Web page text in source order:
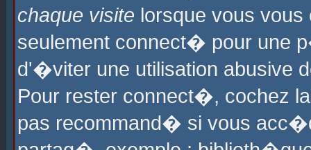
chaque visite lorsque vous
seulement connect� pour une
d'�viter une utilisation abusive
Pour rester connect�, cochez
pas recommand� si vous